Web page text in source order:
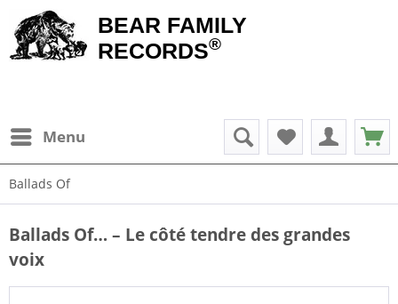
BEAR FAMILY
RECORDS®
Menu
Ballads Of
Ballads Of… – Le côté tendre des grandes
voix